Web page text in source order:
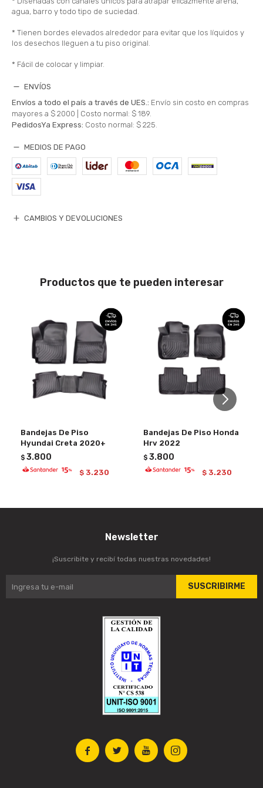
agua, barro y todo tipo de suciedad.
* Tienen bordes elevados alrededor para evitar que los líquidos y
los desechos lleguen a tu piso original.
* Fácil de colocar y limpiar.
ENVÍOS
Envíos a todo el país a través de UES.: Envío sin costo en compras
mayores a $ 2000 | Costo normal: $ 189.
PedidosYa Express: Costo normal: $ 225.
MEDIOS DE PAGO
CAMBIOS Y DEVOLUCIONES
Productos que te pueden interesar
Bandejas De Piso
Hyundai Creta 2020+
$ 3.800
$ 3.230
Bandejas De Piso Honda
Hrv 2022
$ 3.800
$ 3.230
   
Newsletter
¡Suscribite y recibí todas nuestras novedades!
SUSCRIBIRME